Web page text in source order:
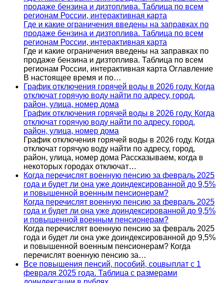
продаже бензина и дизтоплива. Таблица по всем
регионам России, интерактивная карта
Где и какие ограничения введены на заправках по
продаже бензина и дизтоплива. Таблица по всем
регионам России, интерактивная карта
Где и какие ограничения введены на заправках по
продаже бензина и дизтоплива. Таблица по всем
регионам России, интерактивная карта Оглавление
В настоящее время и по…
График отключения горячей воды в 2026 году. Когда
отключат горячую воду найти по адресу, город,
район, улица, номер дома
График отключения горячей воды в 2026 году. Когда
отключат горячую воду найти по адресу, город,
район, улица, номер дома
График отключения горячей воды в 2026 году. Когда
отключат горячую воду найти по адресу, город,
район, улица, номер дома Рассказываем, когда в
некоторых городах отключат…
Когда перечислят военную пенсию за февраль 2025
года и будет ли она уже доиндексированной до 9,5%
и повышенной военным пенсионерам?
Когда перечислят военную пенсию за февраль 2025
года и будет ли она уже доиндексированной до 9,5%
и повышенной военным пенсионерам?
Когда перечислят военную пенсию за февраль 2025
года и будет ли она уже доиндексированной до 9,5%
и повышенной военным пенсионерам? Когда
перечислят военную пенсию за…
Все повышения пенсий, пособий, соцвыплат с 1
февраля 2025 года. Таблица с размерами